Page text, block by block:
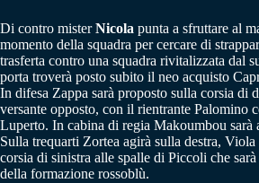
Di contro misterNicola punta a sfruttare al
momento della squadra per cercare di
trasferta contro una squadra rivitalizzata dal
porta troverà posto subito il neo acquisto
In difesa Zappa sarà proposto sulla corsia di
versante opposto, con il rientrante Palomino
Luperto. In cabina di regia Makoumbou sarà
Sulla trequarti Zortea agirà sulla destra,
corsia di sinistra alle spalle di Piccoli che
della formazione rossoblù.